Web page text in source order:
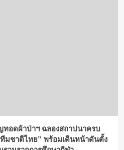
อดผ้าป่าฯ ฉลองสถาปนาครบ
มชาติไทย” พร้อมเดินหน้าดันตั้ง